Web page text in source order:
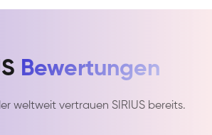
Bewertungen
weltweit vertrauen SIRIUS bereits.